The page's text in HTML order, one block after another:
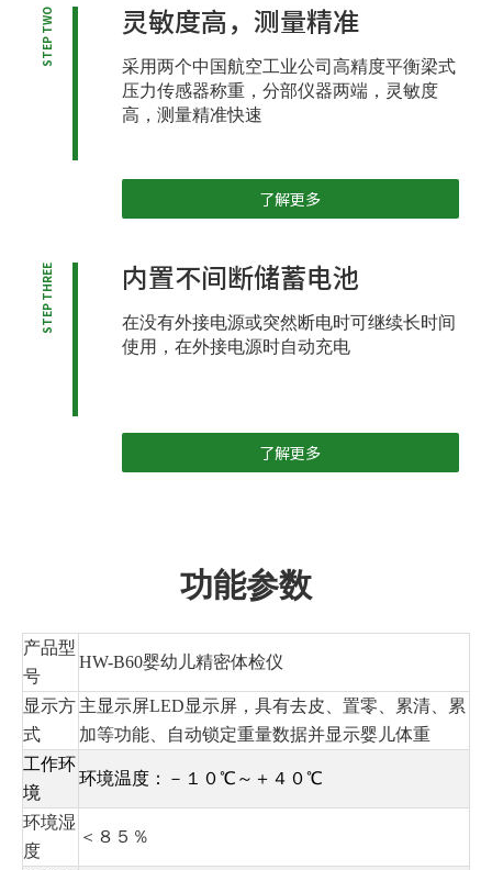
STEP TWO 灵敏度高，测量精准
采用两个中国航空工业公司高精度平衡梁式
压力传感器称重，分部仪器两端，灵敏度
高，测量精准快速
了解更多
STEP THREE 内置不间断储蓄电池
在没有外接电源或突然断电时可继续长时间
使用，在外接电源时自动充电
了解更多
功能参数
产品型
号
HW-B60婴幼儿精密体检仪
显示方
式
主显示屏LED显示屏，具有去皮、置零、累清、累
加等功能、自动锁定重量数据并显示婴儿体重
工作环
境
环境温度：－１０℃～＋４０℃
环境湿
度
＜８５％